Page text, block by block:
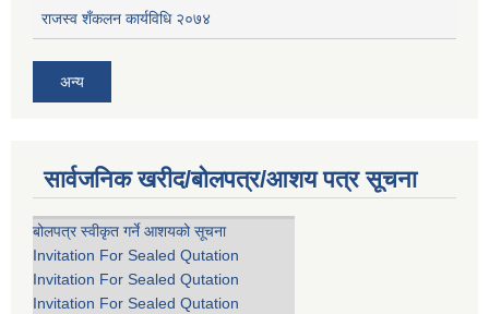
राजस्व शँकलन कार्यविधि २०७४
अन्य
सार्वजनिक खरीद/बोलपत्र/आशय पत्र सूचना
बोलपत्र स्वीकृत गर्ने आशयको सूचना
Invitation For Sealed Qutation
Invitation For Sealed Qutation
Invitation For Sealed Qutation